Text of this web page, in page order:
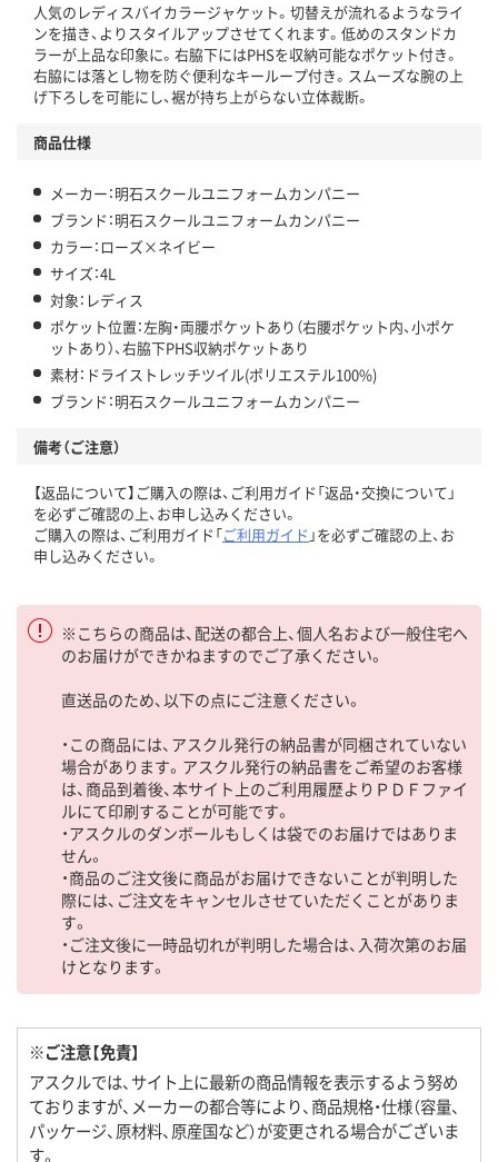
人気のレディスバイカラージャケット。切替えが流れるようなライ
ンを描き、よりスタイルアップさせてくれます。低めのスタンドカ
ラーが上品な印象に。右脇下にはPHSを収納可能なポケット付き。
右脇には落とし物を防ぐ便利なキーループ付き。スムーズな腕の上
げ下ろしを可能にし、裾が持ち上がらない立体裁断。
商品仕様
メーカー：明石スクールユニフォームカンパニー
ブランド：明石スクールユニフォームカンパニー
カラー：ローズ×ネイビー
サイズ：4L
対象：レディス
ポケット位置：左胸・両腰ポケットあり（右腰ポケット内、小ポケ
ットあり）、右脇下PHS収納ポケットあり
素材：ドライストレッチツイル(ポリエステル100%)
ブランド：明石スクールユニフォームカンパニー
備考（ご注意）
【返品について】ご購入の際は、ご利用ガイド「返品・交換について」
を必ずご確認の上、お申し込みください。
ご購入の際は、ご利用ガイド「ご利用ガイド 」を必ずご確認の上、お
申し込みください。
※こちらの商品は、配送の都合上、個人名および一般住宅へ
のお届けができかねますのでご了承ください。
直送品のため、以下の点にご注意ください。
・この商品には、アスクル発行の納品書が同梱されていない
場合があります。アスクル発行の納品書をご希望のお客様
は、商品到着後、本サイト上のご利用履歴よりＰＤＦファイ
ルにて印刷することが可能です。
・アスクルのダンボールもしくは袋でのお届けではありま
せん。
・商品のご注文後に商品がお届けできないことが判明した
際には、ご注文をキャンセルさせていただくことがありま
す。
・ご注文後に一時品切れが判明した場合は、入荷次第のお届
けとなります。
※ご注意【免責】
アスクルでは、サイト上に最新の商品情報を表示するよう努め
ておりますが、メーカーの都合等により、商品規格・仕様（容量、
パッケージ、原材料、原産国など）が変更される場合がございま
す。